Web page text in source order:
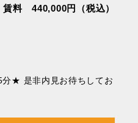
賃料 440,000円（税込）
★ 是非内見お待ちしてお